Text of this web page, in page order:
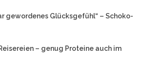
gewordenes Glücksgefühl“ – Schoko-
– genug Proteine auch im